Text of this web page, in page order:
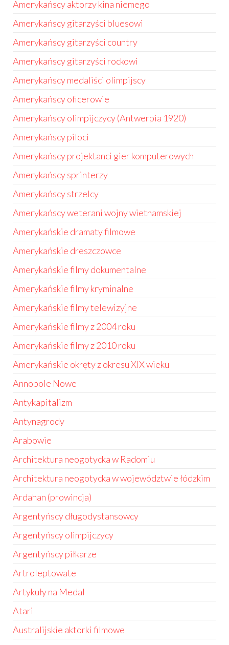
Amerykańscy aktorzy kina niemego
Amerykańscy gitarzyści bluesowi
Amerykańscy gitarzyści country
Amerykańscy gitarzyści rockowi
Amerykańscy medaliści olimpijscy
Amerykańscy oficerowie
Amerykańscy olimpijczycy (Antwerpia 1920)
Amerykańscy piloci
Amerykańscy projektanci gier komputerowych
Amerykańscy sprinterzy
Amerykańscy strzelcy
Amerykańscy weterani wojny wietnamskiej
Amerykańskie dramaty filmowe
Amerykańskie dreszczowce
Amerykańskie filmy dokumentalne
Amerykańskie filmy kryminalne
Amerykańskie filmy telewizyjne
Amerykańskie filmy z 2004 roku
Amerykańskie filmy z 2010 roku
Amerykańskie okręty z okresu XIX wieku
Annopole Nowe
Antykapitalizm
Antynagrody
Arabowie
Architektura neogotycka w Radomiu
Architektura neogotycka w województwie łódzkim
Ardahan (prowincja)
Argentyńscy długodystansowcy
Argentyńscy olimpijczycy
Argentyńscy piłkarze
Artroleptowate
Artykuły na Medal
Atari
Australijskie aktorki filmowe